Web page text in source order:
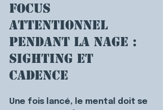
Focus
attentionnel
pendant la nage :
sighting et
cadence
Une fois lancé, le mental doit se